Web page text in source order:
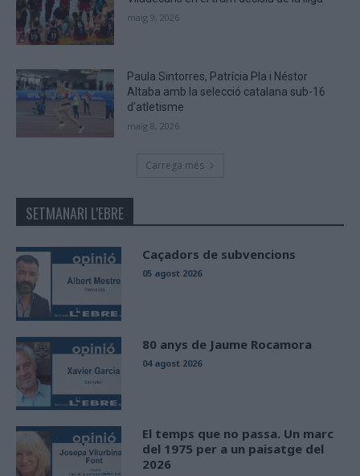
maig 9, 2026
Paula Sintorres, Patrícia Pla i Néstor
Altaba amb la selecció catalana sub-16
d’atletisme
maig 8, 2026
Carrega més
SETMANARI L'EBRE
Caçadors de subvencions
05 agost 2026
80 anys de Jaume Rocamora
04 agost 2026
El temps que no passa. Un marc
del 1975 per a un paisatge del
2026